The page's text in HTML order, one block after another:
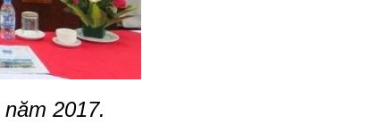
năm 2017.